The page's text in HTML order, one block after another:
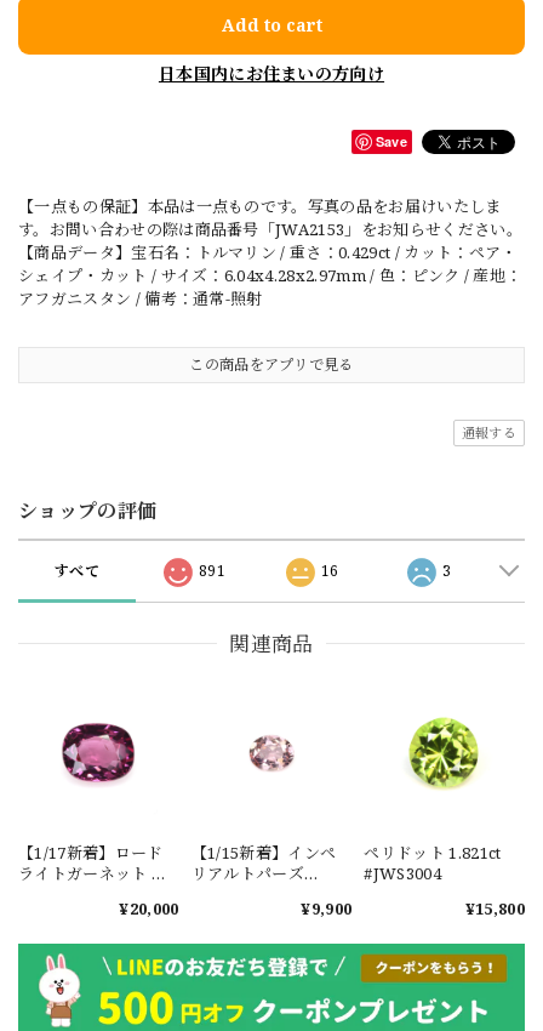
Add to cart
日本国内にお住まいの方向け
Save
【一点もの保証】本品は一点ものです。写真の品をお届けいたしま
す。お問い合わせの際は商品番号「JWA2153」をお知らせください。
【商品データ】宝石名：トルマリン / 重さ：0.429ct / カット：ペア・
シェイプ・カット / サイズ：6.04x4.28x2.97mm / 色：ピンク / 産地：
アフガニスタン / 備考：通常-照射
この商品をアプリで見る
通報する
ショップの評価
すべて 891 16 3
関連商品
【1/17新着】ロード
ライトガーネット タ
1.601ct【ソーティン
¥20,000
【1/15新着】インペ
リアルトパーズ
¥9,900
ペリドット 1.821ct
#JWS3004
¥15,800